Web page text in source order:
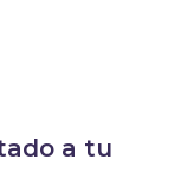
a tu